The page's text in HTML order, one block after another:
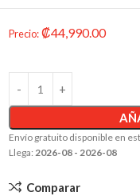
Precio:₡44,990.00
Envío gratuito disponible en
Llega: 2026-08 - 2026-08
Comparar